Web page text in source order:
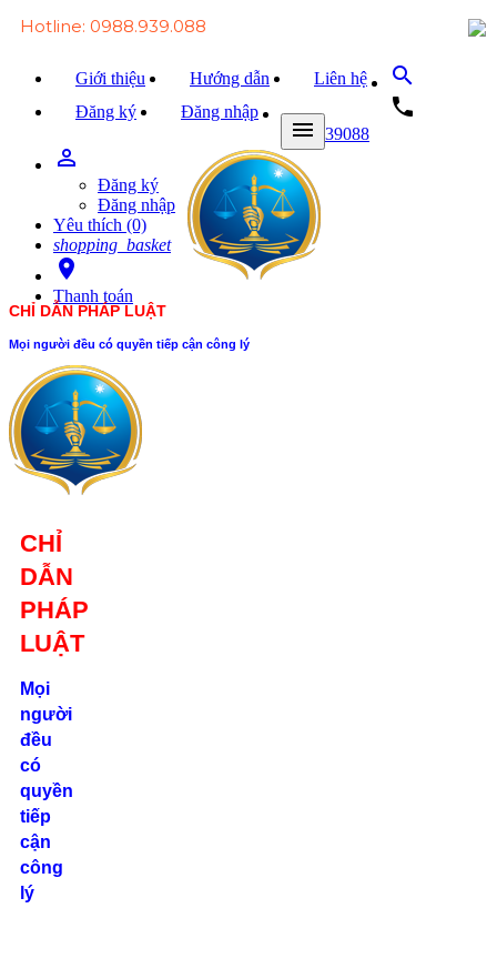
Hotline: 0988.939.088
Giới thiệu Hướng dẫn
Liên hệ
Đăng ký
Đăng nhập
search
local_phone
0988939088
person_outline
Đăng ký
Đăng nhập
Yêu thích (0)
shopping_basket
room
Thanh toán
menu
CHỈ DẪN PHÁP LUẬT
Mọi người đều có quyền tiếp cận công lý
CHỈ
DẪN
PHÁP
LUẬT
Mọi
người
đều
có
quyền
tiếp
cận
công
lý
Trang chủ
Văn bản Luật
Văn bản Đảng
Tài liệu
Hỏi - đáp
Trao đổi
Tin tức
Liên hệ
Số 24/2B
Đường Võ
Oanh, P. 25, Q.
Bình Thạnh, Tp.
Hồ Chí Minh
0862.000.639